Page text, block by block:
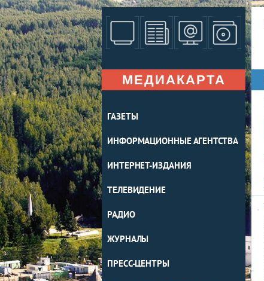
МЕДИАКАРТА
ГАЗЕТЫ
ИНФОРМАЦИОННЫЕ АГЕНТСТВА
ИНТЕРНЕТ-ИЗДАНИЯ
ТЕЛЕВИДЕНИЕ
РАДИО
ЖУРНАЛЫ
ПРЕСС-ЦЕНТРЫ